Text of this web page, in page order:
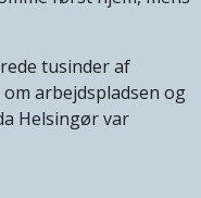
tusinder af
arbejdspladsen og
Helsingør var